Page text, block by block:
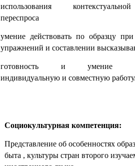
использования
переспроса
умение действовать по образцу
упражнений и составлении
готовность и умение
индивидуальную и совместную
Социокультурная компетенция:
Представление об особенностях
быта , культуры стран второго